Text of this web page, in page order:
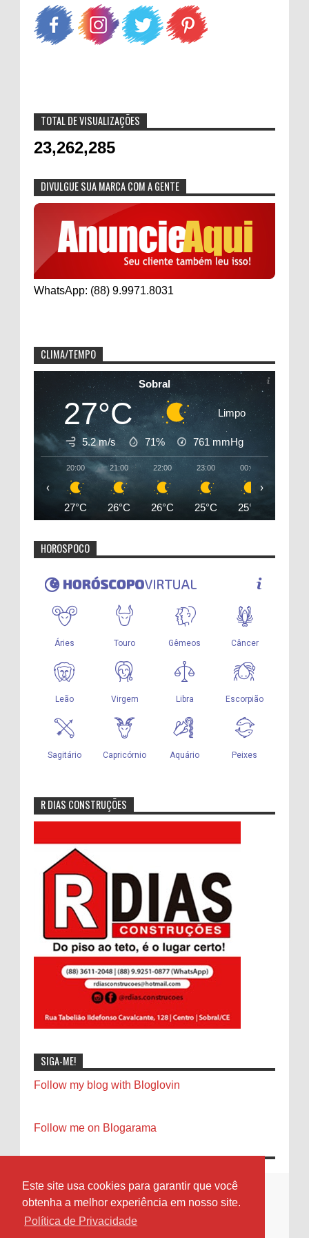
Este site usa cookies para garantir que você
obtenha a melhor experiência em nosso site.
Política de Privacidade
TOTAL DE VISUALIZAÇÕES
23,262,285
DIVULGUE SUA MARCA COM A GENTE
WhatsApp: (88) 9.9971.8031
CLIMA/TEMPO
Sobral
27°C Limpo
5.2 m/s 71% 761mmHg
20:00
27°C
21:00
26°C
22:00
26°C
23:00
25°C
00:00
25°C
‹ ›
HOROSPOCO
R DIAS CONSTRUÇÕES
SIGA-ME!
Follow my blog with Bloglovin
Follow me on Blogarama